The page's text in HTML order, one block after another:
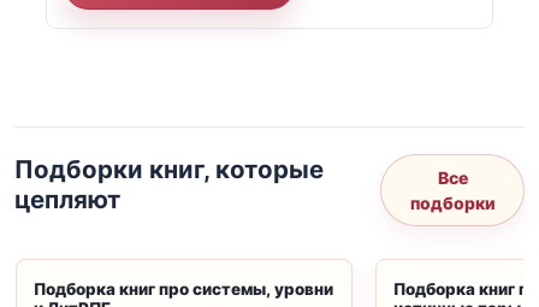
Подборки книг, которые
цепляют
Все
подборки
Подборка книг про системы, уровни
Подборка книг